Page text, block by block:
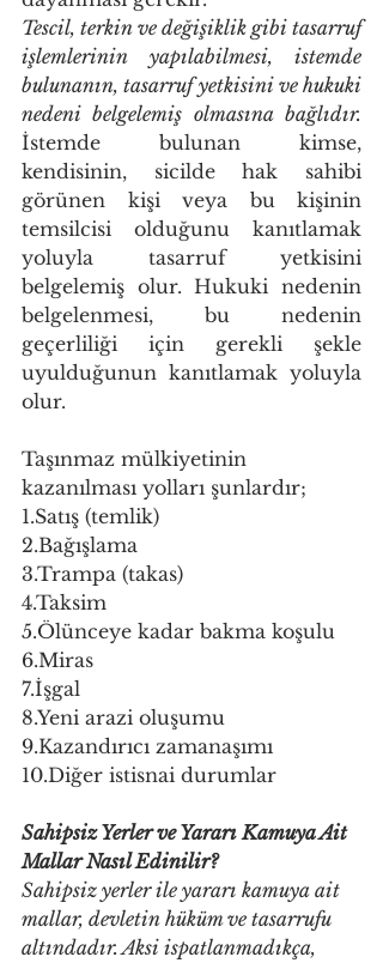
Tescil, terkin ve değişiklik gibi tasarruf
işlemlerinin yapılabilmesi, istemde
bulunanın, tasarruf yetkisini ve hukuki
İstemde bulunan kimse,
kendisinin, sicilde hak sahibi
görünen kişi veya bu kişinin
temsilcisi olduğunu kanıtlamak
yoluyla tasarruf yetkisini
belgelemiş olur. Hukuki nedenin
belgelenmesi, bu nedenin
geçerliliği için gerekli şekle
uyulduğunun kanıtlamak yoluyla
olur.
Taşınmaz mülkiyetinin
kazanılması yolları şunlardır;
1.Satış (temlik)
2.Bağışlama
3.Trampa (takas)
4.Taksim
5.Ölünceye kadar bakma koşulu
6.Miras
7.İşgal
8.Yeni arazi oluşumu
9.Kazandırıcı zamanaşımı
10.Diğer istisnai durumlar
Sahipsiz Yerler ve Yararı Kamuya Ait
Mallar Nasıl Edinilir?
Sahipsiz yerler ile yararı kamuya ait
mallar, devletin hüküm ve tasarrufu
altındadır. Aksi ispatlanmadıkça,